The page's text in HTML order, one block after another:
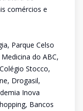
comércios e
Parque Celso
do ABC,
Stocco,
Drogasil,
Inova
Bancos